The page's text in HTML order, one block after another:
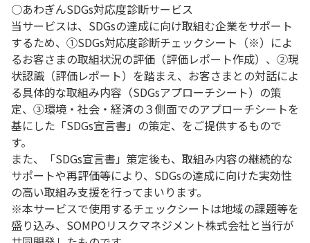
○あわぎんSDGs対応度診断サービス
当サービスは、SDGsの達成に向け取組む企業をサポート
するため、①SDGs対応度診断チェックシート（※）によ
るお客さまの取組状況の評価（評価レポート作成）、②現
状認識（評価レポート）を踏まえ、お客さまとの対話によ
る具体的な取組み内容（SDGsアプローチシート）の策
定、③環境・社会・経済の３側面でのアプローチシートを
基にした「SDGs宣言書」の策定、をご提供するもので
す。
また、「SDGs宣言書」策定後も、取組み内容の継続的な
サポートや再評価等により、SDGsの達成に向けた実効性
の高い取組み支援を行ってまいります。
※本サービスで使用するチェックシートは地域の課題等を
盛り込み、SOMPOリスクマネジメント株式会社と当行が